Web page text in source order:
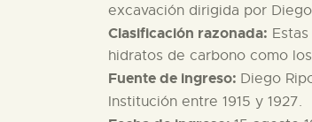
excavación dirigida por
Clasificación razonada:
hidratos de carbono como
Fuente de ingreso: Diego
Institución entre 1915 y 1927.